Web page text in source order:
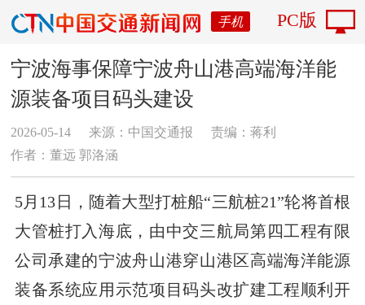
手机 PC版
宁波海事保障宁波舟山港高端海洋能
源装备项目码头建设
2026-05-14 来源：中国交通报
责编：蒋利
作者：董远 郭洛涵
5月13日，随着大型打桩船“三航桩21”轮将首根
大管桩打入海底，由中交三航局第四工程有限
公司承建的宁波舟山港穿山港区高端海洋能源
装备系统应用示范项目码头改扩建工程顺利开